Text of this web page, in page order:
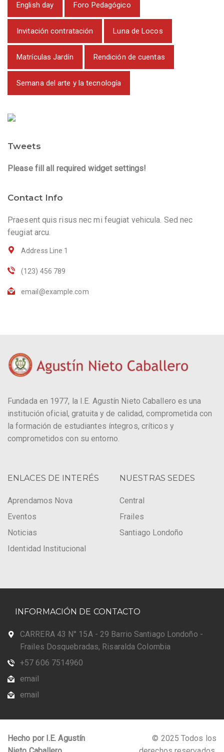
English day Foro Pedagógico
Invitación contratación Luna de Locos
Matrículas Jardín Rendición de cuentas
Semana del arte y la tecnología
Tweets
Please fill all required widget settings!
Contact Info
Praesent quis risus nec mi feugiat vehicula. Sed nec
feugiat arcu.
Address Line 1
(123) 456 789
email@example.com
Fundada en 1977, la I.E. Agustín Nieto Caballero es una
institución oficial, gratuita y de calidad, comprometida con
la formación de estudiantes íntegros, críticos y
comprometidos con su entorno.
ENLACES DE INTERÉS
Aprendamos Nova
Eventos
Noticias
Identidad Institucional
NUESTRAS SEDES
Central
Frailes
Santiago Londoño
INFORMACIÓN DE CONTACTO
CARRERA 43 N° 15A - 29 Barrio Santiago Londoño -
Frailes Dosquebradas, Risaralda Colombia
+57 606 7514960
email
email
Hecho por I.E. Agustín
© 2025 Todos los